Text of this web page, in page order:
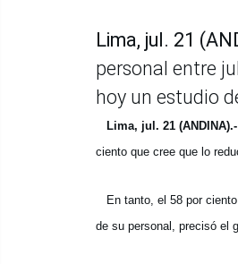
Lima, jul. 21
personal entre
hoy un estudio
Lima, jul. 21 (ANDINA).-
ciento que cree que lo
En tanto, el 58 por
de su personal, precisó el